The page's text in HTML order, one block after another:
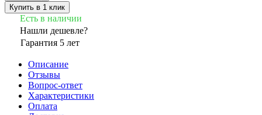
Купить в 1 клик
Есть в наличии
Нашли дешевле?
Гарантия 5 лет
Описание
Отзывы
Вопрос-ответ
Характеристики
Оплата